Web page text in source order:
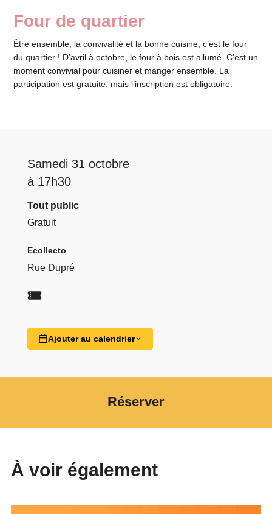
Four de quartier
Être ensemble, la convivalité et la bonne cuisine, c’est le four
du quartier ! D’avril à octobre, le four à bois est allumé. C’est un
moment convivial pour cuisiner et manger ensemble. La
participation est gratuite, mais l’inscription est obligatoire.
Samedi 31 octobre
à 17h30
Tout public
Gratuit
Ecollecto
Rue Dupré
Ajouter au calendrier
Réserver
À voir également